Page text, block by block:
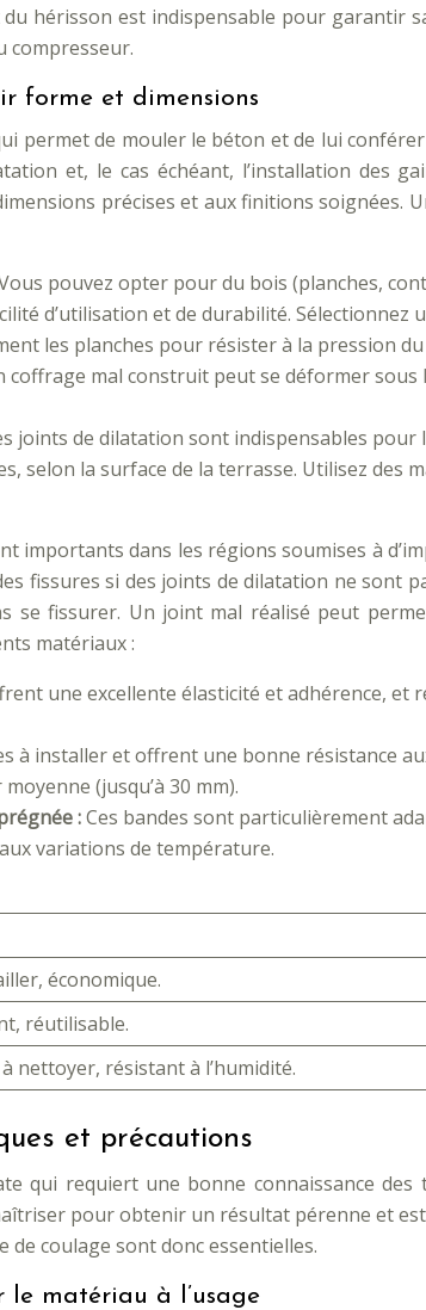
hérisson est indispensable pour garantir
compresseur.
forme et dimensions
permet de mouler le béton et de lui
et, le cas échéant, l’installation des
précises et aux finitions
pouvez opter pour du bois (planches,
d’utilisation et de durabilité.
les planches pour résister à la pression
coffrage mal construit peut se déformer
joints de dilatation sont indispensables
selon la surface de la terrasse. Utilisez
importants dans les régions soumises à
fissures si des joints de dilatation ne sont
se fissurer. Un joint mal réalisé peut
matériaux :
une excellente élasticité et adhérence,
à installer et offrent une bonne résistance
(jusqu’à 30 mm).
:Ces bandes sont particulièrement
variations de température.
économique.
réutilisable.
nettoyer, résistant à l’humidité.
et précautions
qui requiert une bonne connaissance
pour obtenir un résultat pérenne et
coulage sont donc essentielles.
matériau à l’usage